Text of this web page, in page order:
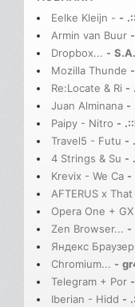
Eelke Kleijn - -
Armin van Buur -
Dropbox... -
Mozilla Thunde -
Re:Locate & Ri -
Juan Alminana -
Paipy - Nitro -
Travel5 - Futu -
4 Strings & Su -
Krevix - We Ca -
AFTERUS x That
Opera One + GX
Zen Browser... -
Яндекс Браузер
Chromium... -
Telegram + Por -
Iberian - Hidd -